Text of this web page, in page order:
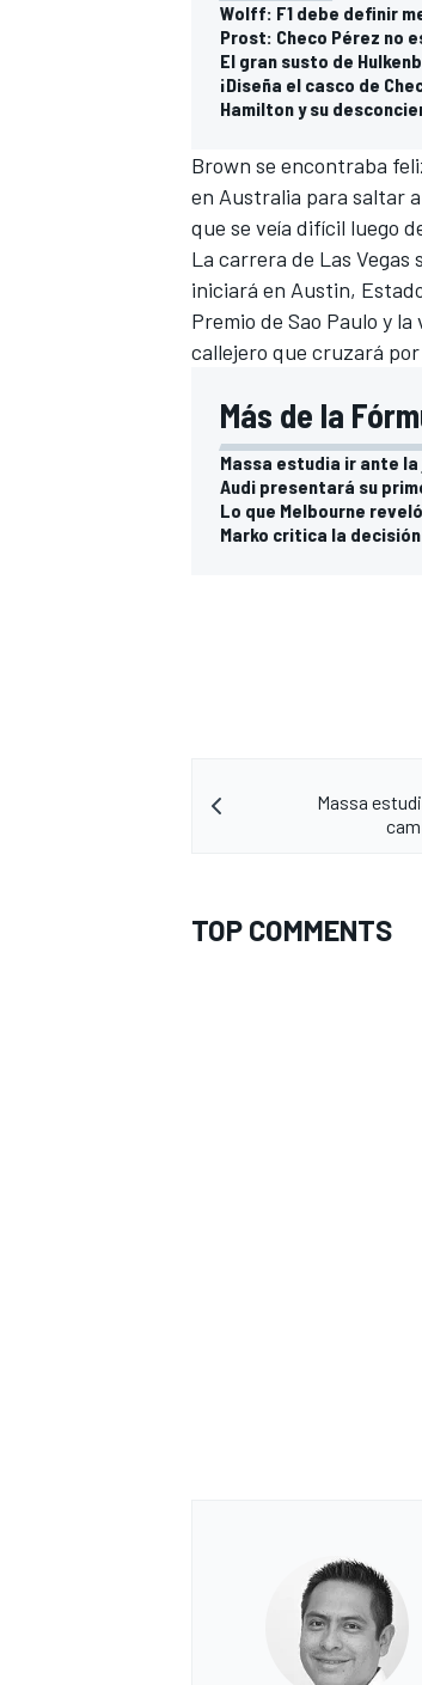
Wolff: F1 debe definir
Prost: Checo Pérez no
El gran susto de
¡Diseña el casco de
Hamilton y su
Brown se encontraba
en Australia para saltar
que se veía difícil luego
La carrera de Las
iniciará en Austin,
Premio de Sao Paulo y
callejero que cruzará
Más de la
Massa estudia ir ante
Audi presentará su
Lo que Melbourne
Marko critica la
Massa
TOP COMMENTS